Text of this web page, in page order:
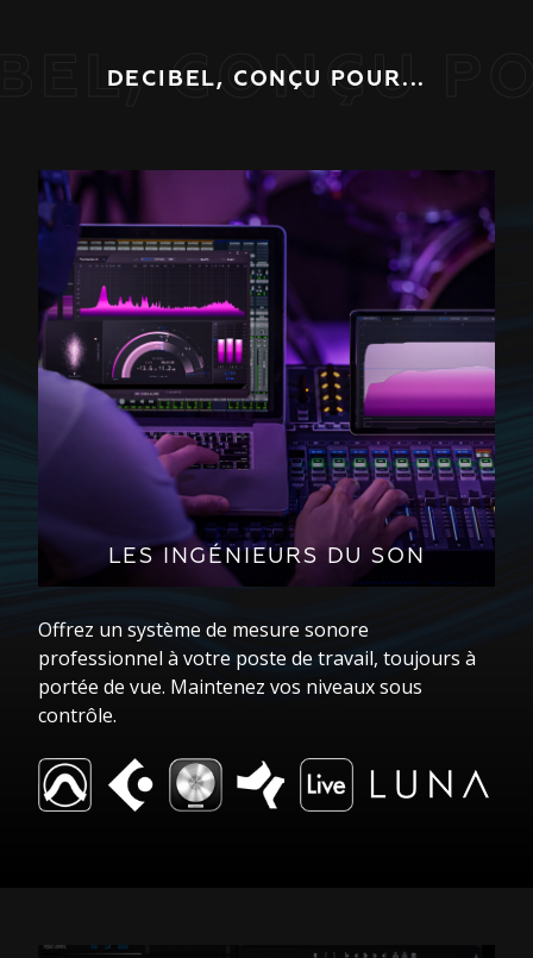
DECIBEL, CONÇU POUR...
CONÇU
LES INGÉNIEURS DU SON
Offrez un système de mesure sonore
professionnel à votre poste de travail, toujours à
portée de vue. Maintenez vos niveaux sous
contrôle.